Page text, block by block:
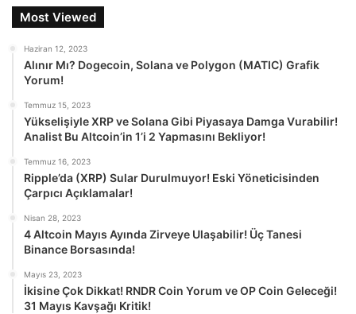
Most Viewed
Haziran 12, 2023
Alınır Mı? Dogecoin, Solana ve Polygon (MATIC) Grafik
Yorum!
Temmuz 15, 2023
Yükselişiyle XRP ve Solana Gibi Piyasaya Damga Vurabilir!
Analist Bu Altcoin’in 1’i 2 Yapmasını Bekliyor!
Temmuz 16, 2023
Ripple’da (XRP) Sular Durulmuyor! Eski Yöneticisinden
Çarpıcı Açıklamalar!
Nisan 28, 2023
4 Altcoin Mayıs Ayında Zirveye Ulaşabilir! Üç Tanesi
Binance Borsasında!
Mayıs 23, 2023
İkisine Çok Dikkat! RNDR Coin Yorum ve OP Coin Geleceği!
31 Mayıs Kavşağı Kritik!